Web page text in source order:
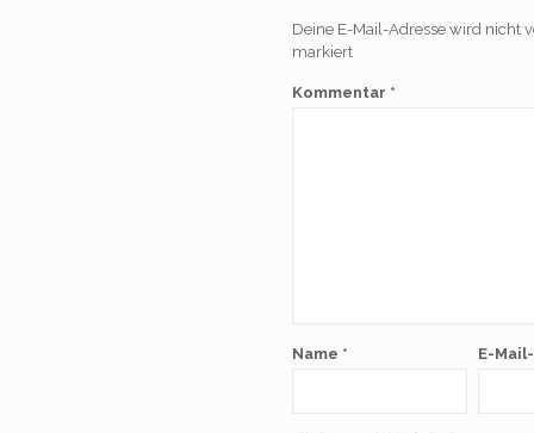
Deine E-Mail-Adresse wird nicht
markiert
Kommentar *
Name * E-